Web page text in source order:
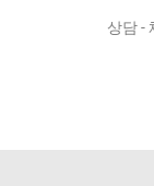
상담 -